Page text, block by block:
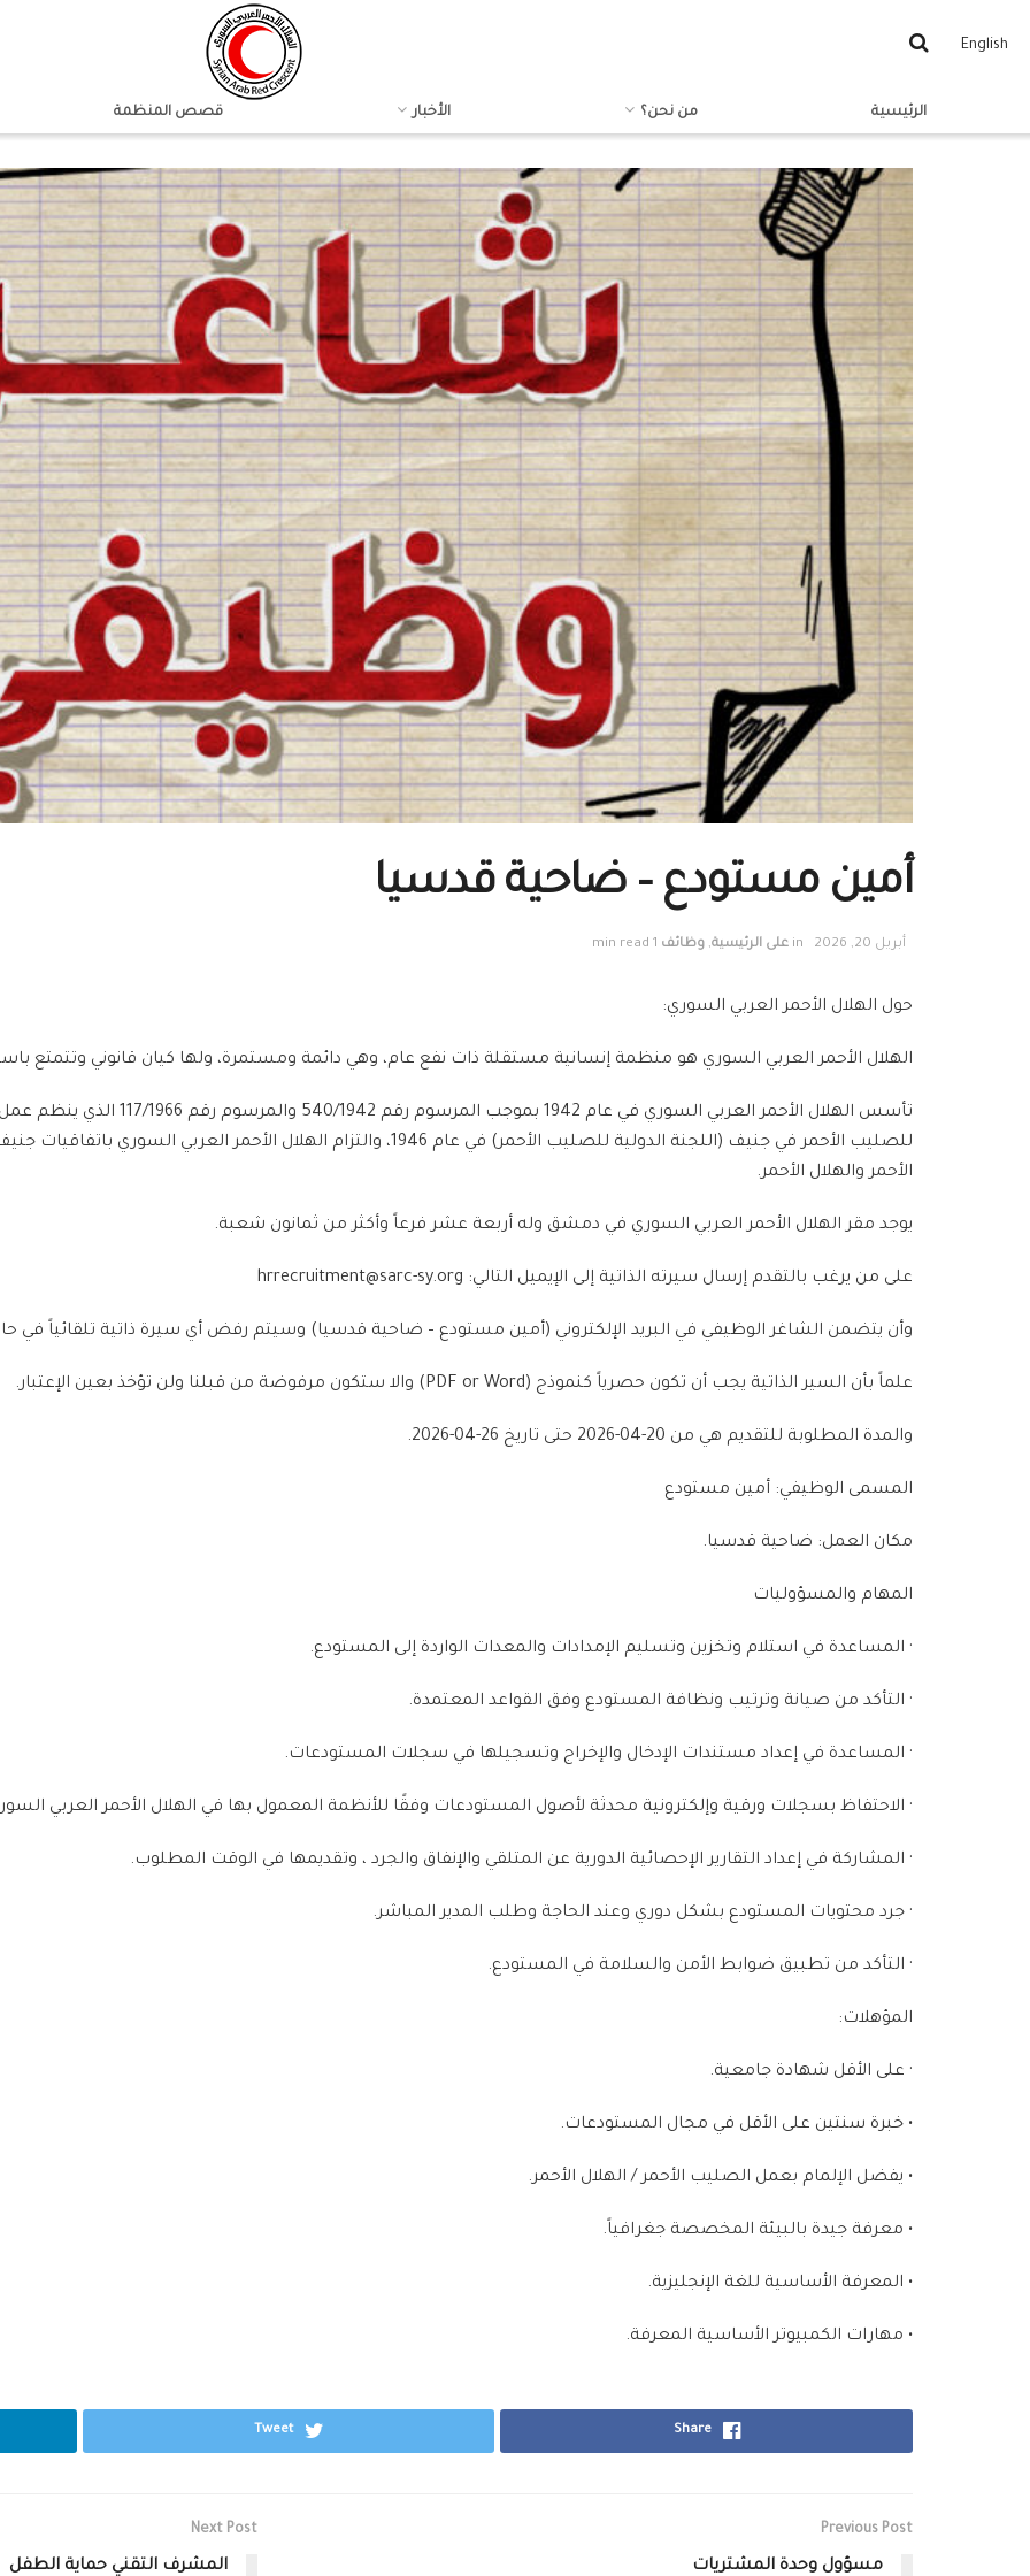
English
الرئيسية من نحن؟ الأخبار قصص المنظمة
أمين مستودع – ضاحية قدسيا
أبريل 20, 2026 in على الرئيسية, وظائف 1 min read
حول الهلال الأحمر العربي السوري:
الهلال الأحمر العربي السوري هو منظمة إنسانية مستقلة ذات نفع عام، وهي دائمة ومستمرة، ولها كيان قانوني وتتمتع
تأسس الهلال الأحمر العربي السوري
للصليب الأحمر في جنيف (اللجنة الدولية للصليب الأحمر) في عام 1946، والتزام
الأحمر والهلال الأحمر.
يوجد مقر الهلال الأحمر العربي السوري في دمشق وله أربعة عشر فرعاً وأكثر من ثمانون شعبة.
على من يرغب بالتقدم إرسال سيرته الذاتية إلى الإيميل التالي: hrrecruitment@sarc-sy.org
وأن يتضمن الشاغر الوظيفي في البريد الإلكتروني (أمين مستودع – ضاحية قدسيا) وسيتم رفض أي سيرة ذاتية تلقائياً في
علماً بأن السير الذاتية يجب أن تكون حصرياً كنموذج (PDF or Word) والا ستكون مرفوضة من قبلنا ولن تؤخذ بعين الإعتبار.
والمدة المطلوبة للتقديم هي من 20-04-2026 حتى تاريخ 26-04-2026.
المسمى الوظيفي: أمين مستودع
مكان العمل: ضاحية قدسيا.
المهام والمسؤوليات
· المساعدة في استلام وتخزين وتسليم الإمدادات والمعدات الواردة إلى المستودع.
· التأكد من صيانة وترتيب ونظافة المستودع وفق القواعد المعتمدة.
· المساعدة في إعداد مستندات الإدخال والإخراج وتسجيلها في سجلات المستودعات.
· الاحتفاظ بسجلات ورقية وإلكترونية محدثة لأصول المستودعات وفقًا للأنظمة المعمول بها في الهلال الأحمر العربي
· المشاركة في إعداد التقارير الإحصائية الدورية عن المتلقي والإنفاق والجرد ، وتقديمها في الوقت المطلوب.
· جرد محتويات المستودع بشكل دوري وعند الحاجة وطلب المدير المباشر.
· التأكد من تطبيق ضوابط الأمن والسلامة في المستودع.
المؤهلات:
· على الأقل شهادة جامعية.
• خبرة سنتين على الأقل في مجال المستودعات.
• يفضل الإلمام بعمل الصليب الأحمر / الهلال الأحمر.
• معرفة جيدة بالبيئة المخصصة جغرافياً.
• المعرفة الأساسية للغة الإنجليزية.
• مهارات الكمبيوتر الأساسية المعرفة.
Share
Tweet
Previous Post
مسؤول وحدة المشتريات
Next Post
المشرف التقني حماية الطفل